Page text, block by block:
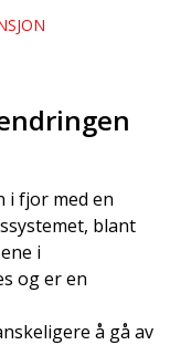
i fjor med en
blant
i
og er en
å gå av